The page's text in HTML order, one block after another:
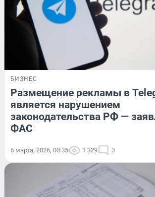
БИЗНЕС
Размещение рекламы в
является нарушением
законодательства РФ —
ФАС
6 марта, 2026, 00:35 1 329 3